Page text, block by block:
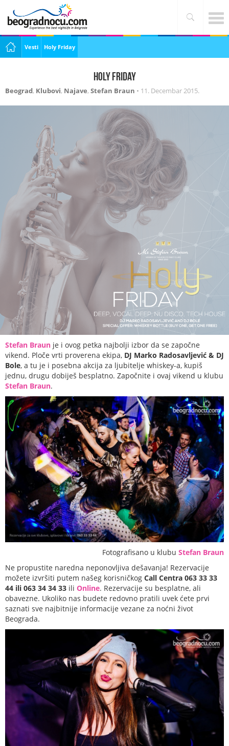
Vesti Holy Friday
Holy Friday
Beograd, Klubovi, Najave, Stefan Braun • 11. Decembar 2015.
Stefan Braun je i ovog petka najbolji izbor da se započne
vikend. Ploče vrti proverena ekipa, DJ Marko Radosavljević & DJ
Bole, a tu je i posebna akcija za ljubitelje whiskey-a, kupiš
jednu, drugu dobiješ besplatno. Započnite i ovaj vikend u klubu
Stefan Braun.
Fotografisano u klubu Stefan Braun
Ne propustite naredna neponovljiva dešavanja! Rezervacije
možete izvršiti putem našeg korisničkog Call Centra 063 33 33
44 ili 063 34 34 33 ili Online. Rezervacije su besplatne, ali
obavezne. Ukoliko nas budete redovno pratili uvek ćete prvi
saznati sve najbitnije informacije vezane za noćni život
Beograda.